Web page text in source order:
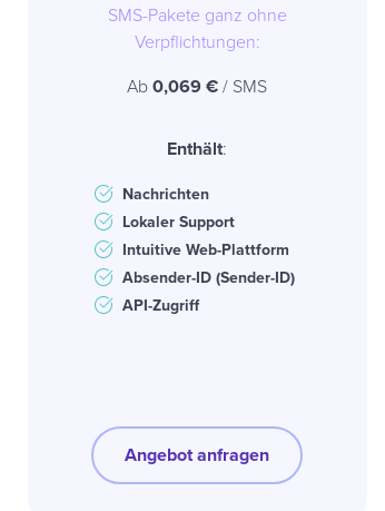
SMS-Pakete ganz ohne
Verpflichtungen:
Ab0,069 €/ SMS
Enthält:
Nachrichten
Lokaler Support
Intuitive Web-Plattform
Absender-ID (Sender-ID)
API-Zugriff
Angebot anfragen